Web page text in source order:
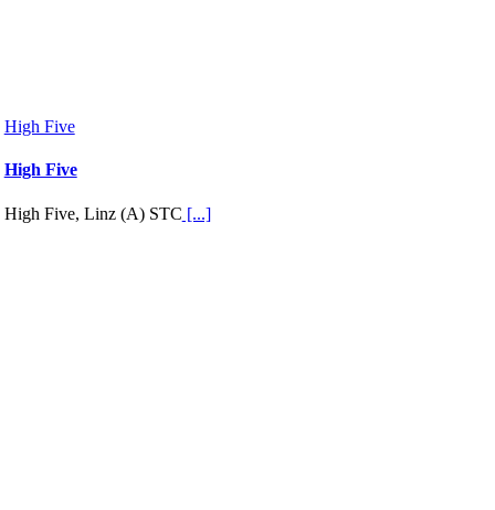
High Five
High Five
High Five, Linz (A) STC [...]